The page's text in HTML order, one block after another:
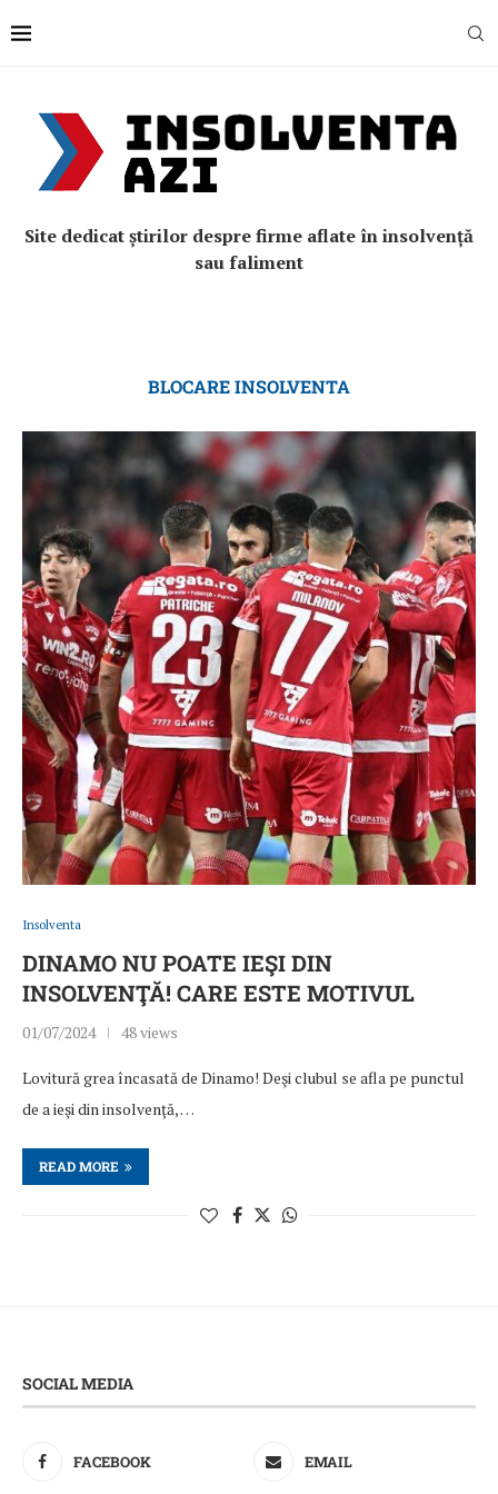
Site dedicat știrilor despre firme aflate în insolvență
sau faliment
BLOCARE INSOLVENTA
Insolventa
DINAMO NU POATE IEŞI DIN
INSOLVENŢĂ! CARE ESTE MOTIVUL
01/07/2024 48 views
Lovitură grea încasată de Dinamo! Deşi clubul se afla pe punctul
de a ieşi din insolvenţă, …
READ MORE
SOCIAL MEDIA
FACEBOOK EMAIL